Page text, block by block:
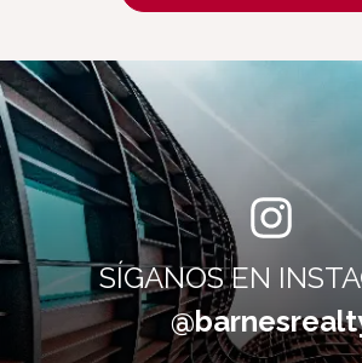
SÍGANOS EN